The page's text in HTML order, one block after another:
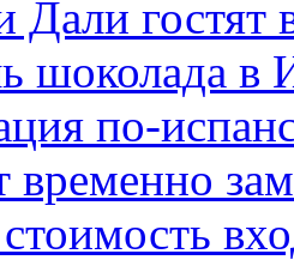
Дали гостят
шоколада в
по-
временно